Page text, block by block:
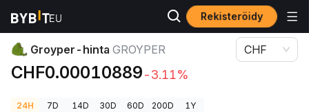
Rekisteröidy
Kryptohinnat Groyper-hinta GROYPER
Groyper-hinta GROYPER
CHF0.00010889-3.11%
CHF
24H 7D 14D 30D 60D 200D 1Y